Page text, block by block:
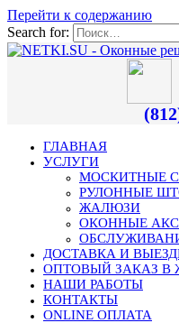
Перейти к содержанию
Search for:
ГЛАВНАЯ
УСЛУГИ
МОСКИТНЫЕ
РУЛОННЫЕ
ЖАЛЮЗИ
ОКОННЫЕ
ДОСТАВКА И
ОПТОВЫЙ ЗАКАЗ В
НАШИ РАБОТЫ
КОНТАКТЫ
ONLINE ОПЛАТА